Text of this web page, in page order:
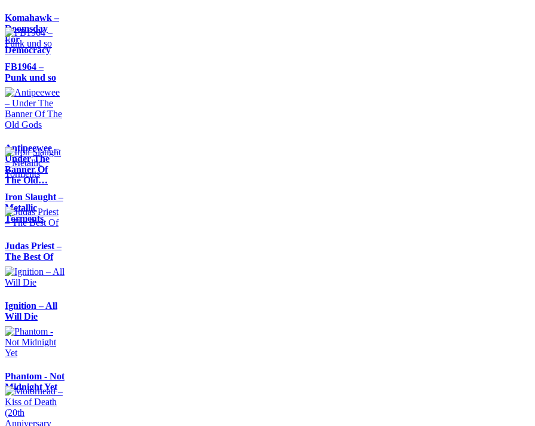
Komahawk –
Doomsday
For
Democracy
FB1964 –
Punk und so
Antipeewee –
Under The
Banner Of
The Old…
Iron Slaught –
Metallic
Torments
Judas Priest –
The Best Of
Ignition – All
Will Die
Phantom - Not
Midnight Yet